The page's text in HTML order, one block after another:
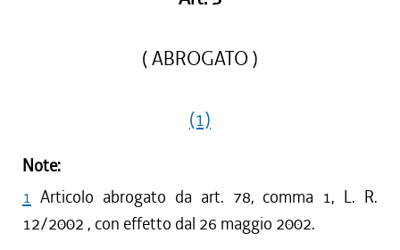
( ABROGATO )
(1)
Note:
1 Articolo abrogato da art. 78, comma 1, L. R.
12/2002 , con effetto dal 26 maggio 2002.